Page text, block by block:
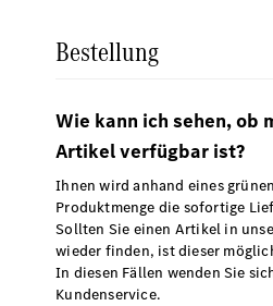
Bestellung
Wie kann ich sehen, ob
Artikel verfügbar ist?
Ihnen wird anhand eines
Produktmenge die sofortige
Sollten Sie einen Artikel in
wieder finden, ist dieser
In diesen Fällen wenden Sie
Kundenservice.